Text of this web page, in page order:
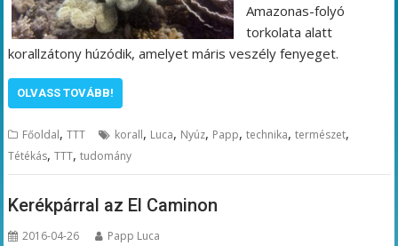
Amazonas-folyó
torkolata alatt
korallzátony húzódik, amelyet máris veszély fenyeget.
OLVASS TOVÁBB!
Főoldal,TTT korall, Luca, Nyúz, Papp,technika,természet,
Tétékás,TTT,tudomány
Kerékpárral az El Caminon
2016-04-26 Papp Luca